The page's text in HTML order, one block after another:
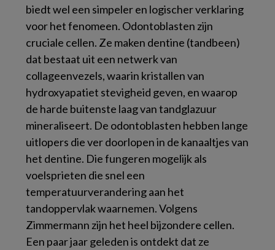
biedt wel een simpeler en logischer verklaring
voor het fenomeen. Odontoblasten zijn
cruciale cellen. Ze maken dentine (tandbeen)
dat bestaat uit een netwerk van
collageenvezels, waarin kristallen van
hydroxyapatiet stevigheid geven, en waarop
de harde buitenste laag van tandglazuur
mineraliseert. De odontoblasten hebben lange
uitlopers die ver doorlopen in de kanaaltjes van
het dentine. Die fungeren mogelijk als
voelsprieten die snel een
temperatuurverandering aan het
tandoppervlak waarnemen. Volgens
Zimmermann zijn het heel bijzondere cellen.
Een paar jaar geleden is ontdekt dat ze